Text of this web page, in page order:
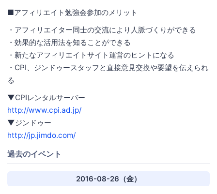
■アフィリエイト勉強会参加のメリット
・アフィリエイター同士の交流により人脈づくりができる
・効果的な活用法を知ることができる
・新たなアフィリエイトサイト運営のヒントになる
・CPI、ジンドゥースタッフと直接意見交換や要望を伝えられ
る
▼CPIレンタルサーバー
http://www.cpi.ad.jp/
▼ジンドゥー
http://jp.jimdo.com/
過去のイベント
2016-08-26（金）